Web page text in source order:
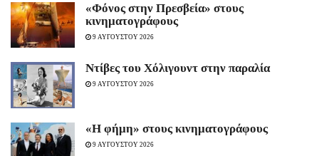
«Φόνος στην Πρεσβεία» στους
κινηματογράφους
9 ΑΥΓΟΥΣΤΟΥ 2026
Ντίβες του Χόλιγουντ στην παραλία
9 ΑΥΓΟΥΣΤΟΥ 2026
«H φήμη» στους κινηματογράφους
9 ΑΥΓΟΥΣΤΟΥ 2026